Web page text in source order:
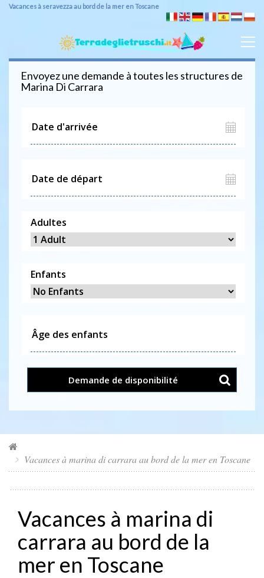
Vacances à seravezza au bord de la mer en Toscane
Envoyez une demande à toutes les structures de
Marina Di Carrara
Adultes
Enfants
Demande de disponibilité
Vacances à marina di carrara au bord de la mer en Toscane
Vacances à marina di
carrara au bord de la
mer en Toscane